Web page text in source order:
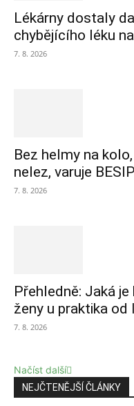
Lékárny dostaly
chybějícího léku
7. 8. 2026
Bez helmy na
nelez, varuje BESIP
7. 8. 2026
Přehledně: Jaká
ženy u praktika od
7. 8. 2026
Načíst další
NEJČTENĚJŠÍ ČLÁNKY